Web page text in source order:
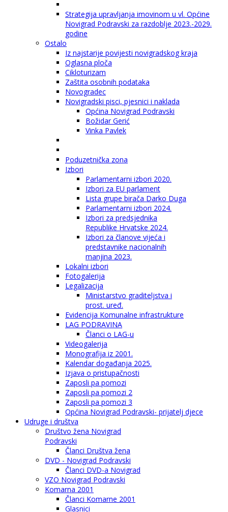
Strategija upravljanja imovinom u vl. Općine
Novigrad Podravski za razdoblje 2023.-2029.
godine
Ostalo
Iz najstarije povijesti novigradskog kraja
Oglasna ploča
Cikloturizam
Zaštita osobnih podataka
Novogradec
Novigradski pisci, pjesnici i naklada
Općina Novigrad Podravski
Božidar Gerić
Vinka Pavlek
Poduzetnička zona
Izbori
Parlamentarni izbori 2020.
Izbori za EU parlament
Lista grupe birača Darko Duga
Parlamentarni izbori 2024.
Izbori za predsjednika
Republike Hrvatske 2024.
Izbori za članove vijeća i
predstavnike nacionalnih
manjina 2023.
Lokalni izbori
Fotogalerija
Legalizacija
Ministarstvo graditeljstva i
prost. uređ.
Evidencija Komunalne infrastrukture
LAG PODRAVINA
Članci o LAG-u
Videogalerija
Monografija iz 2001.
Kalendar događanja 2025.
Izjava o pristupačnosti
Zaposli pa pomozi
Zaposli pa pomozi 2
Zaposli pa pomozi 3
Općina Novigrad Podravski- prijatelj djece
Udruge i društva
Društvo žena Novigrad
Podravski
Članci Društva žena
DVD - Novigrad Podravski
Članci DVD-a Novigrad
VZO Novigrad Podravski
Komarna 2001
Članci Komarne 2001
Glasnici